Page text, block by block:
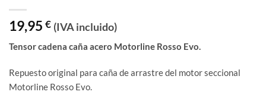
19,95 € (IVA incluido)
Tensor cadena caña acero Motorline Rosso Evo.
Repuesto original para caña de arrastre del motor seccional
Motorline Rosso Evo.